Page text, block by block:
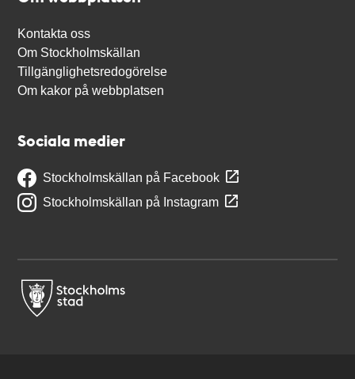
Kontakta oss
Om Stockholmskällan
Tillgänglighetsredogörelse
Om kakor på webbplatsen
Sociala medier
Stockholmskällan på Facebook
Stockholmskällan på Instagram